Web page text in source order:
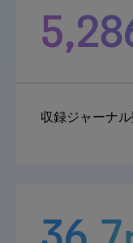
収録ジャーナ